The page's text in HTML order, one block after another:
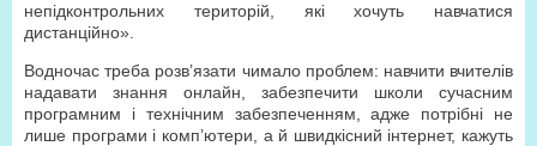
непідконтрольних територій, які хочуть навчатися
дистанційно».
Водночас треба розв’язати чимало проблем: навчити вчителів
надавати знання онлайн, забезпечити школи сучасним
програмним і технічним забезпеченням, адже потрібні не
лише програми і комп’ютери, а й швидкісний інтернет, кажуть